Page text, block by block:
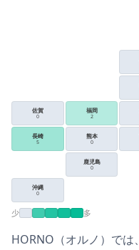
佐賀
0
福岡
2
長崎
5
熊本
0
鹿児島
0
沖縄
0
少 多
HORNO（オルノ） では、